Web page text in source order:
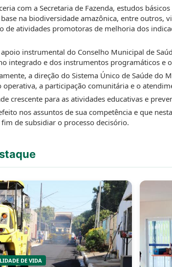
com a Secretaria de Fazenda, estudos
na biodiversidade amazônica, entre outros,
de atividades promotoras de melhoria dos
instrumental do Conselho Municipal de
integrado e dos instrumentos programáticos e
a direção do Sistema Único de Saúde do
operativa, a participação comunitária e o
crescente para as atividades educativas e
nos assuntos de sua competência e que
de subsidiar o processo decisório.
DE VIDA